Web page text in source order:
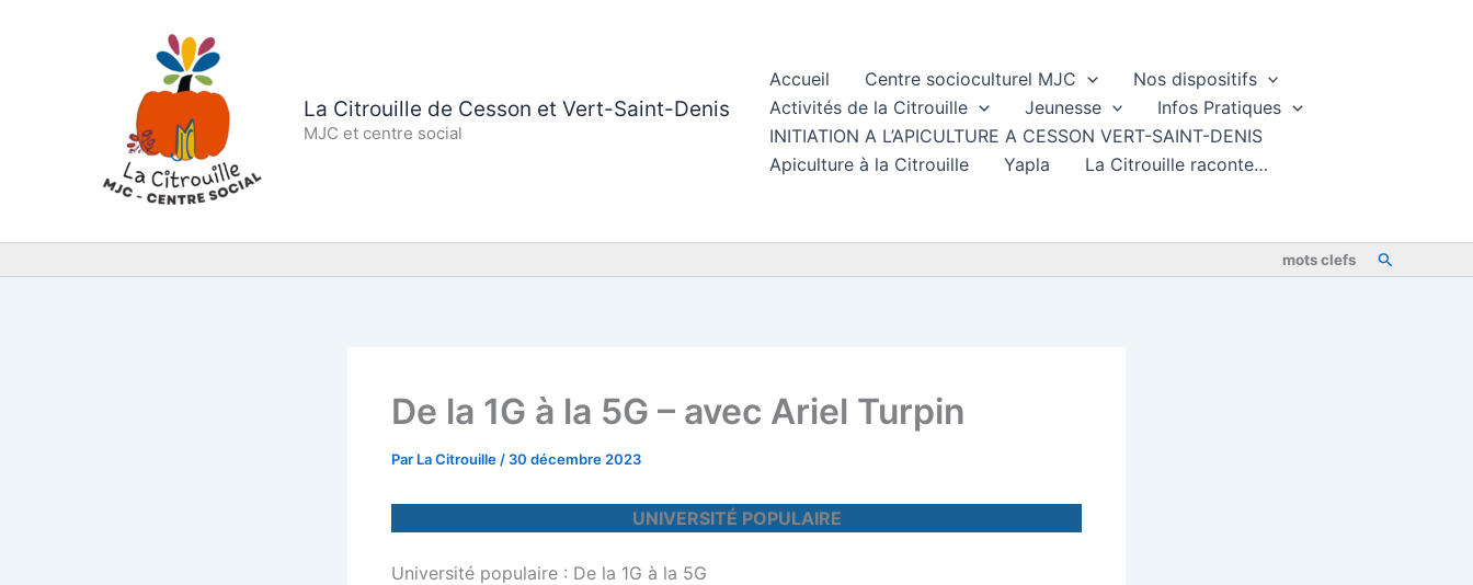
La Citrouille de Cesson et Vert-Saint-Denis
MJC et centre social
Accueil Centre socioculturel MJC
Nos dispositifs
Activités de la Citrouille
Jeunesse
Infos Pratiques
INITIATION A L’APICULTURE A CESSON VERT-SAINT-DENIS
Apiculture à la Citrouille
Yapla La Citrouille raconte…
mots clefs Rechercher
De la 1G à la 5G – avec Ariel Turpin
Par La Citrouille / 30 décembre 2023
UNIVERSITÉ POPULAIRE
Université populaire : De la 1G à la 5G